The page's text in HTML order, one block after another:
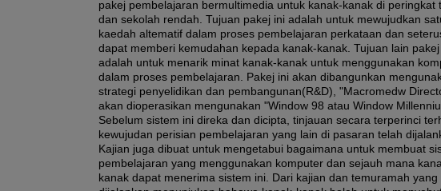
pakej pembelajaran bermultimedia untuk kanak-kanak di peringkat
dan sekolah rendah. Tujuan pakej ini adalah untuk mewujudkan
kaedah altematif dalam proses pembelajaran perkataan dan
dapat memberi kemudahan kepada kanak-kanak. Tujuan lain pakej
adalah untuk menarik minat kanak-kanak untuk menggunakan
dalam proses pembelajaran. Pakej ini akan dibangunkan
strategi penyelidikan dan pembangunan(R&D), "Macromedw
akan dioperasikan mengunakan "Window 98 atau Window
Sebelum sistem ini direka dan dicipta, tinjauan secara terperinci
kewujudan perisian pembelajaran yang lain di pasaran telah
Kajian juga dibuat untuk mengetabui bagaimana untuk membuat
pembelajaran yang menggunakan komputer dan sejauh mana
kanak dapat menerima sistem ini. Dari kajian dan temuramah yang